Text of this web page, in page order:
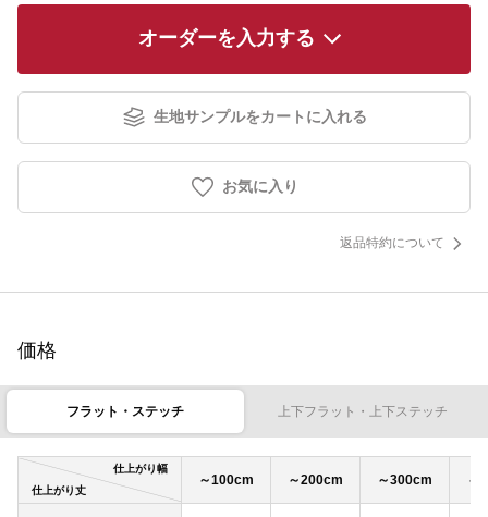
オーダーを入力する
生地サンプルをカートに入れる
お気に入り
返品特約について
価格
フラット・ステッチ 上下フラット・上下ステッチ
仕上がり幅
仕上がり丈
～100cm ～200cm ～300cm ～